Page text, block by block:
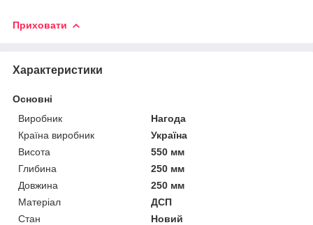
Приховати
Характеристики
Основні
Виробник
Нагода
Країна виробник
Україна
Висота
550 мм
Глибина
250 мм
Довжина
250 мм
Матеріал
ДСП
Стан
Новий